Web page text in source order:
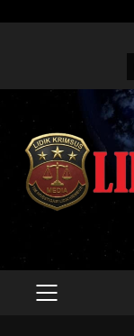
PRIMARY